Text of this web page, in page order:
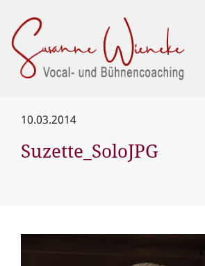
10.03.2014
Suzette_SoloJPG